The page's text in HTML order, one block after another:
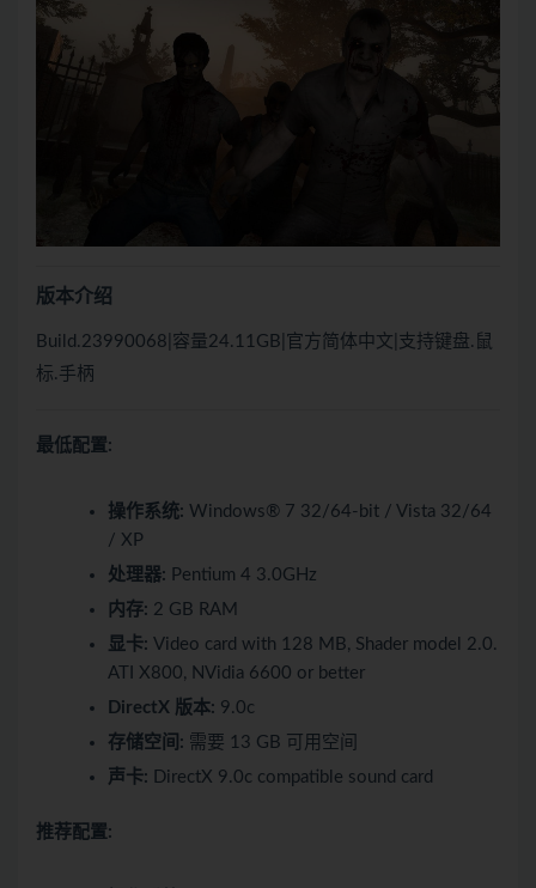
版本介绍
Build.23990068|容量24.11GB|官方简体中文|支持键盘.鼠
标.手柄
最低配置:
操作系统: Windows® 7 32/64-bit / Vista 32/64
/ XP
处理器: Pentium 4 3.0GHz
内存: 2 GB RAM
显卡: Video card with 128 MB, Shader model 2.0.
ATI X800, NVidia 6600 or better
DirectX 版本: 9.0c
存储空间: 需要 13 GB 可用空间
声卡: DirectX 9.0c compatible sound card
推荐配置: